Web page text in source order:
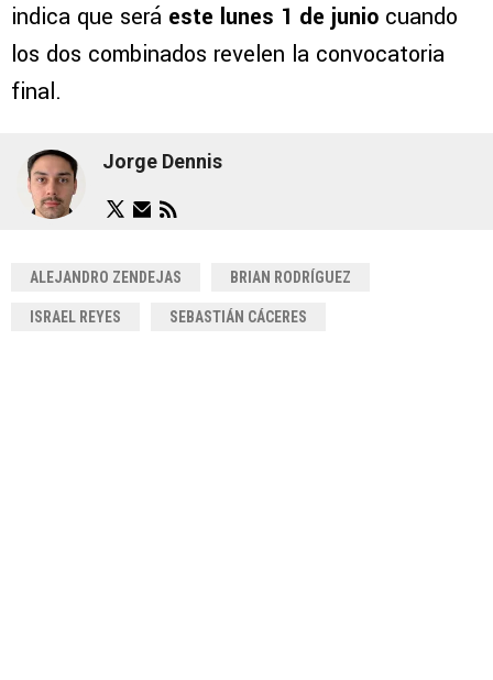
indica que será este lunes 1 de junio cuando
los dos combinados revelen la convocatoria
final.
Jorge Dennis
ALEJANDRO ZENDEJAS BRIAN RODRÍGUEZ
ISRAEL REYES SEBASTIÁN CÁCERES